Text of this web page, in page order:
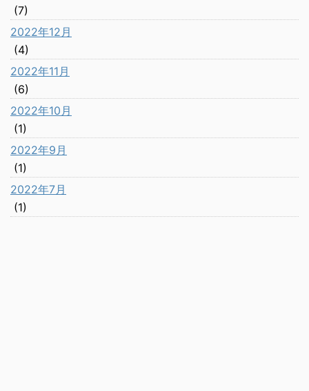
(7)
2022年12月
(4)
2022年11月
(6)
2022年10月
(1)
2022年9月
(1)
2022年7月
(1)